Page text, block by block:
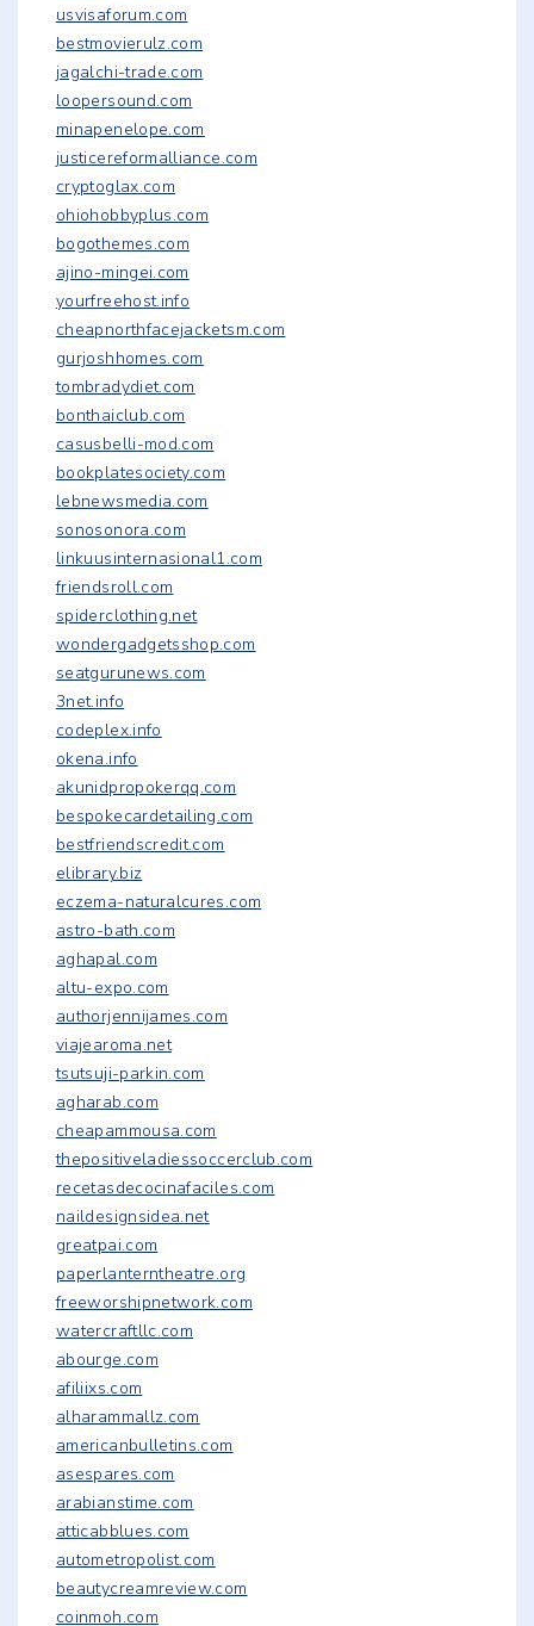
usvisaforum.com
bestmovierulz.com
jagalchi-trade.com
loopersound.com
minapenelope.com
justicereformalliance.com
cryptoglax.com
ohiohobbyplus.com
bogothemes.com
ajino-mingei.com
yourfreehost.info
cheapnorthfacejacketsm.com
gurjoshhomes.com
tombradydiet.com
bonthaiclub.com
casusbelli-mod.com
bookplatesociety.com
lebnewsmedia.com
sonosonora.com
linkuusinternasional1.com
friendsroll.com
spiderclothing.net
wondergadgetsshop.com
seatgurunews.com
3net.info
codeplex.info
okena.info
akunidpropokerqq.com
bespokecardetailing.com
bestfriendscredit.com
elibrary.biz
eczema-naturalcures.com
astro-bath.com
aghapal.com
altu-expo.com
authorjennijames.com
viajearoma.net
tsutsuji-parkin.com
agharab.com
cheapammousa.com
thepositiveladiessoccerclub.com
recetasdecocinafaciles.com
naildesignsidea.net
greatpai.com
paperlanterntheatre.org
freeworshipnetwork.com
watercraftllc.com
abourge.com
afiliixs.com
alharammallz.com
americanbulletins.com
asespares.com
arabianstime.com
atticabblues.com
autometropolist.com
beautycreamreview.com
coinmoh.com